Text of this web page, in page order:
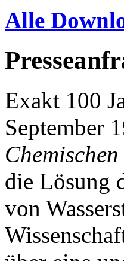
Alle
Exakt 100
September
die Lösung
von